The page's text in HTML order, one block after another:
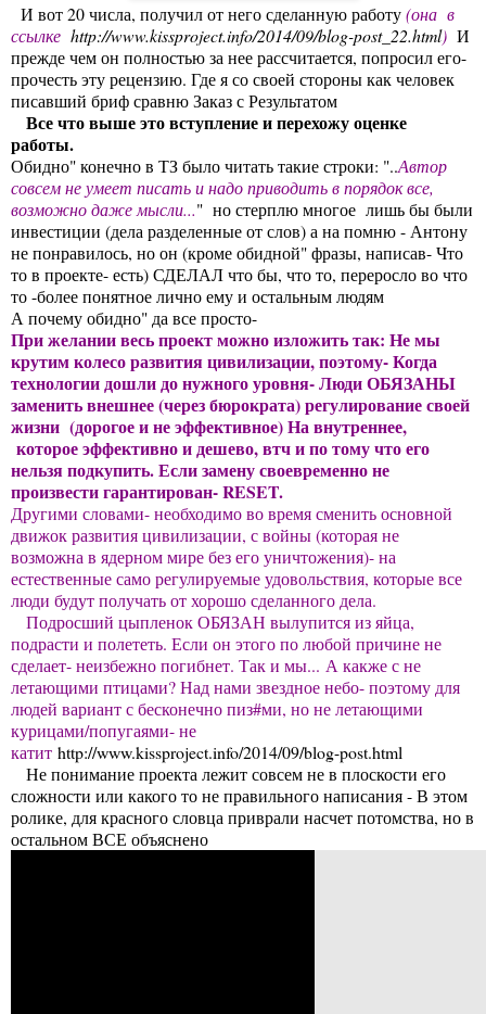
И вот 20 числа, получил от него сделанную работу(она в
ссылке http://www.kissproject.info/2014/09/blog-post_22.html) И
прежде чем он полностью за нее рассчитается, попросил его-
прочесть эту рецензию. Где я со своей стороны как человек
писавший бриф сравню Заказ с Результатом
Все что выше это вступление и перехожу оценке
работы.
Обидно" конечно в ТЗ было читать такие строки: "..Автор
совсем не умеет писать и надо приводить в порядок все,
возможно даже мысли..." но стерплю многое лишь бы были
инвестиции (дела разделенные от слов) а на помню - Антону
не понравилось, но он (кроме обидной" фразы, написав- Что
то в проекте- есть) СДЕЛАЛ что бы, что то, переросло во что
то -более понятное лично ему и остальным людям
А почему обидно" да все просто-
При желании весь проект можно изложить так: Не мы
крутим колесо развития цивилизации, поэтому- Когда
технологии дошли до нужного уровня- Люди ОБЯЗАНЫ
заменить внешнее (через бюрократа) регулирование своей
жизни (дорогое и не эффективное) На внутреннее,
которое эффективно и дешево, втч и по тому что его
нельзя подкупить. Если замену своевременно не
произвести гарантирован- RESET.
Другими словами- необходимо во время сменить основной
движок развития цивилизации, с войны (которая не
возможна в ядерном мире без его уничтожения)- на
естественные само регулируемые удовольствия, которые все
люди будут получать от хорошо сделанного дела.
Подросший цыпленок ОБЯЗАН вылупится из яйца,
подрасти и полететь. Если он этого по любой причине не
сделает- неизбежно погибнет. Так и мы... А какже с не
летающими птицами? Над нами звездное небо- поэтому для
людей вариант с бесконечно пиз#ми, но не летающими
курицами/попугаями- не
катит http://www.kissproject.info/2014/09/blog-post.html
Не понимание проекта лежит совсем не в плоскости его
сложности или какого то не правильного написания - В этом
ролике, для красного словца приврали насчет потомства, но в
остальном ВСЕ объяснено